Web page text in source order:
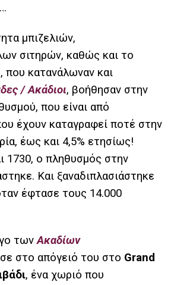
μπιζελιών,
σιτηρών, καθώς και το
που κατανάλωναν και
/ Ακάδιοι, βοήθησαν στην
που είναι από
έχουν καταγραφεί ποτέ στην
έως και 4,5% ετησίως!
1730, ο πληθυσμός στην
Και ξαναδιπλασιάστηκε
έφτασε τους 14.000
τωνΑκαδίων
στο απόγειό του στο Grand
, ένα χωριό που